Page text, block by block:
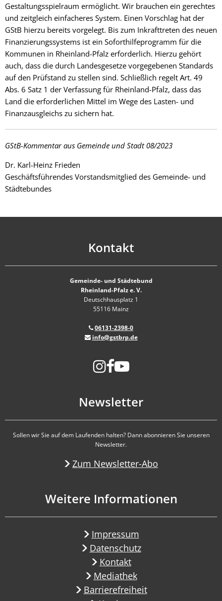
Gestaltungsspielraum ermöglicht. Wir brauchen ein gerechtes
und zeitgleich einfacheres System. Einen Vorschlag hat der
GStB hierzu bereits vorgelegt. Bis zum Inkrafttreten des neuen
Finanzierungssystems ist ein Soforthilfeprogramm für die
Kommunen in Rheinland-Pfalz erforderlich. Hierzu gehört
auch, dass die durch Landesgesetze vorgegebenen Standards
auf den Prüfstand zu stellen sind. Schließlich regelt Art. 49
Abs. 6 Satz 1 der Verfassung für Rheinland-Pfalz, dass das
Land die erforderlichen Mittel im Wege des Lasten- und
Finanzausgleichs zu sichern hat.
GStB-Kommentar aus Gemeinde und Stadt 08/2023
Dr. Karl-Heinz Frieden
Geschäftsführendes Vorstandsmitglied des Gemeinde- und
Städtebundes
Kontakt
Gemeinde- und Städtebund
Rheinland-Pfalz e. V.
Deutschhausplatz 1
55116 Mainz
06131-2398-0
info@gstbrp.de
Newsletter
Sollen wir Sie auf dem Laufenden halten? Dann abonnieren Sie unseren
Newsletter.
Zum Newsletter-Abo
Weitere Informationen
Impressum
Datenschutz
Kontakt
Mediathek
Barrierefreiheit